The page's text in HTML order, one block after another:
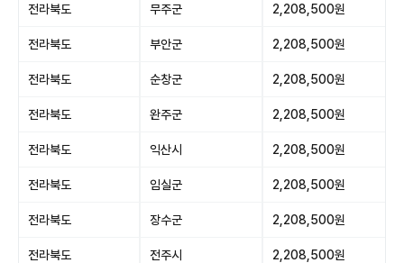
전라북도 무주군 2,208,500원
전라북도 부안군 2,208,500원
전라북도 순창군 2,208,500원
전라북도 완주군 2,208,500원
전라북도 익산시 2,208,500원
전라북도 임실군 2,208,500원
전라북도 장수군 2,208,500원
전라북도 전주시 2,208,500원